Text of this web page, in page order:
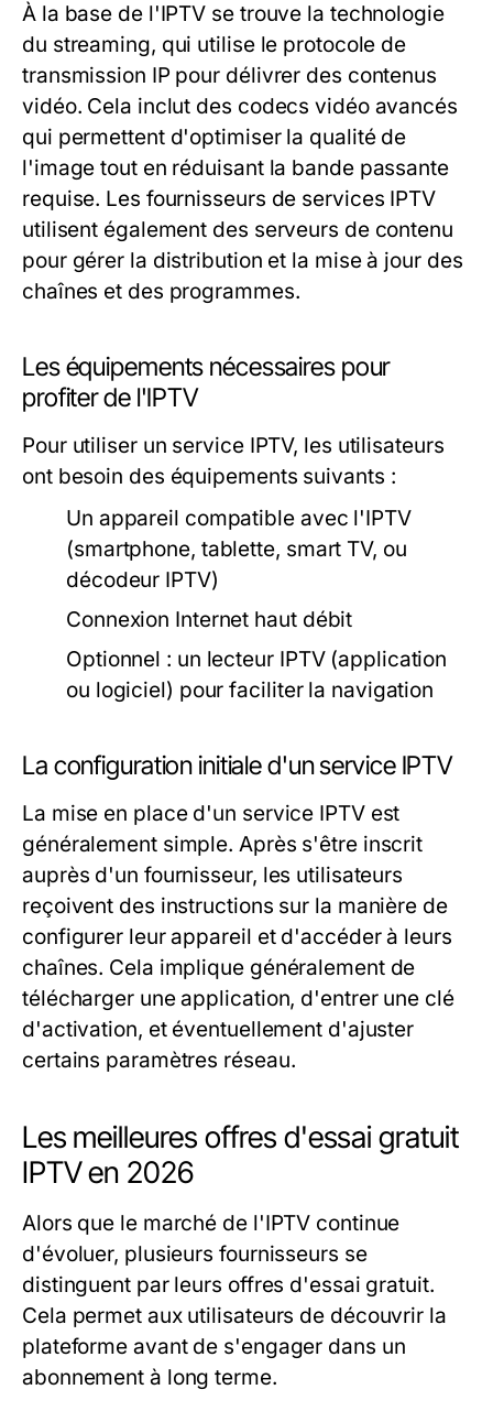
À la base de l'IPTV se trouve la technologie
du streaming, qui utilise le protocole de
transmission IP pour délivrer des contenus
vidéo. Cela inclut des codecs vidéo avancés
qui permettent d'optimiser la qualité de
l'image tout en réduisant la bande passante
requise. Les fournisseurs de services IPTV
utilisent également des serveurs de contenu
pour gérer la distribution et la mise à jour des
chaînes et des programmes.
Les équipements nécessaires pour
profiter de l'IPTV
Pour utiliser un service IPTV, les utilisateurs
ont besoin des équipements suivants :
Un appareil compatible avec l'IPTV
(smartphone, tablette, smart TV, ou
décodeur IPTV)
Connexion Internet haut débit
Optionnel : un lecteur IPTV (application
ou logiciel) pour faciliter la navigation
La configuration initiale d'un service IPTV
La mise en place d'un service IPTV est
généralement simple. Après s'être inscrit
auprès d'un fournisseur, les utilisateurs
reçoivent des instructions sur la manière de
configurer leur appareil et d'accéder à leurs
chaînes. Cela implique généralement de
télécharger une application, d'entrer une clé
d'activation, et éventuellement d'ajuster
certains paramètres réseau.
Les meilleures offres d'essai gratuit
IPTV en 2026
Alors que le marché de l'IPTV continue
d'évoluer, plusieurs fournisseurs se
distinguent par leurs offres d'essai gratuit.
Cela permet aux utilisateurs de découvrir la
plateforme avant de s'engager dans un
abonnement à long terme.